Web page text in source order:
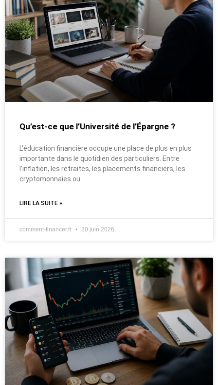
Qu’est-ce que l’Université de l’Épargne ?
L’éducation financière occupe une place de plus en plus
importante dans le quotidien des particuliers. Entre
l’inflation, les retraites, les placements financiers, les
cryptomonnaies ou
LIRE LA SUITE »
comment-financer.fr 30 juin 2026